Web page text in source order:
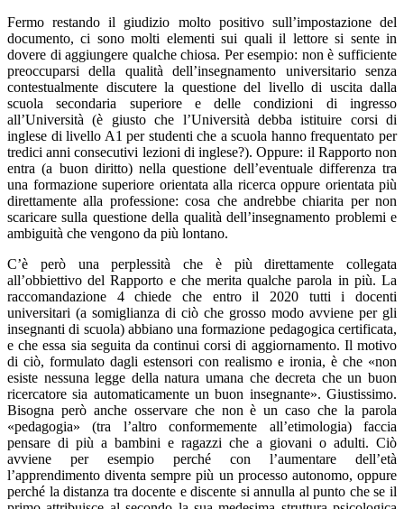
Fermo restando il giudizio molto positivo sull’impostazione del
documento, ci sono molti elementi sui quali il lettore si sente in
dovere di aggiungere qualche chiosa. Per esempio: non è sufficiente
preoccuparsi della qualità dell’insegnamento universitario senza
contestualmente discutere la questione del livello di uscita dalla
scuola secondaria superiore e delle condizioni di ingresso
all’Università (è giusto che l’Università debba istituire corsi di
inglese di livello A1 per studenti che a scuola hanno frequentato per
tredici anni consecutivi lezioni di inglese?). Oppure: il Rapporto non
entra (a buon diritto) nella questione dell’eventuale differenza tra
una formazione superiore orientata alla ricerca oppure orientata più
direttamente alla professione: cosa che andrebbe chiarita per non
scaricare sulla questione della qualità dell’insegnamento problemi e
ambiguità che vengono da più lontano.
C’è però una perplessità che è più direttamente collegata
all’obbiettivo del Rapporto e che merita qualche parola in più. La
raccomandazione 4 chiede che entro il 2020 tutti i docenti
universitari (a somiglianza di ciò che grosso modo avviene per gli
insegnanti di scuola) abbiano una formazione pedagogica certificata,
e che essa sia seguita da continui corsi di aggiornamento. Il motivo
di ciò, formulato dagli estensori con realismo e ironia, è che «non
esiste nessuna legge della natura umana che decreta che un buon
ricercatore sia automaticamente un buon insegnante». Giustissimo.
Bisogna però anche osservare che non è un caso che la parola
«pedagogia» (tra l’altro conformemente all’etimologia) faccia
pensare di più a bambini e ragazzi che a giovani o adulti. Ciò
avviene per esempio perché con l’aumentare dell’età
l’apprendimento diventa sempre più un processo autonomo, oppure
perché la distanza tra docente e discente si annulla al punto che se il